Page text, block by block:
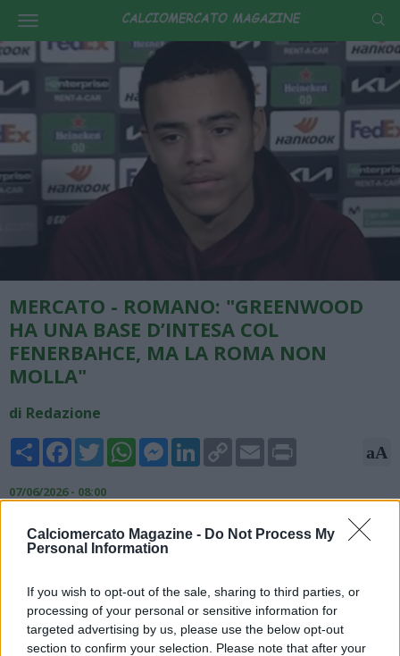
Calciomercato Magazine - Do Not Process My
Personal Information
If you wish to opt-out of the sale, sharing to third parties, or
processing of your personal or sensitive information for
targeted advertising by us, please use the below opt-out
section to confirm your selection. Please note that after your
MERCATO - ROMANO: "GREENWOOD
HA UNA BASE D’INTESA COL
FENERBAHCE, MA LA ROMA NON
MOLLA"
di Redazione
Share FacebookTwitterWhatsAppMessengerLinkedInCopy
Link
Email aA
07/06/2026 - 08:00
Fabrizio Romano, esperto di mercato, rivela sui suoi canali
social: "Mason Greenwood ha una base d’intesa col
del Marsiglia è questa: 50 milioni più 5 di bonus. L’affare
Fenerbahçe resta legato alle elezioni e al potenziale
presidente Safi, la Roma spera ancora perché Mason è il
sogno di Gasperini".